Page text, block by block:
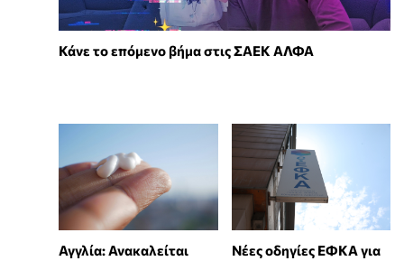
Κάνε το επόμενο βήμα στις ΣΑΕΚ ΑΛΦΑ
Αγγλία: Ανακαλείται
Νέες οδηγίες ΕΦΚΑ για